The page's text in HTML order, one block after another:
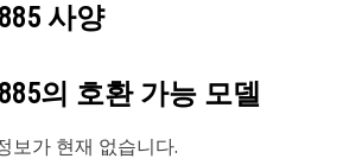
사양
의 호환 가능 모델
보가 현재 없습니다.